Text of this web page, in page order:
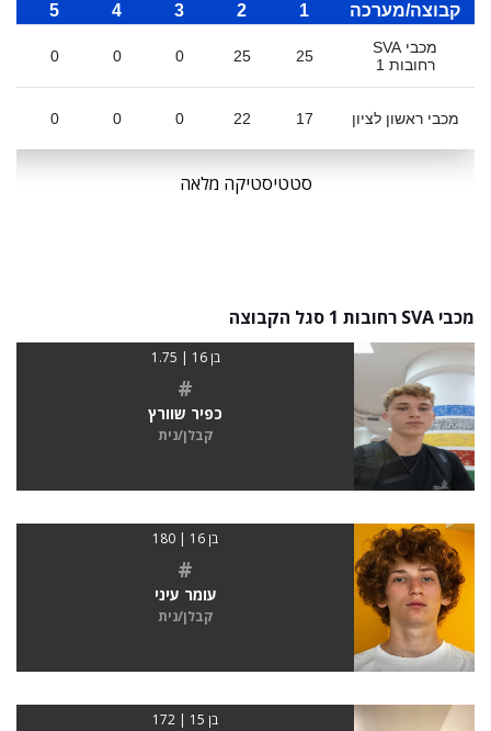
קבוצה/מערכה 1
2
3
4
5
מכבי SVA
רחובות 1
25
25
0
0
0
מכבי ראשון לציון 17
22
0
0
0
סטטיסטיקה מלאה
מכבי SVA רחובות 1 סגל הקבוצה
בן 16 | 1.75
#
כפיר שוורץ
קבלן/נית
בן 16 | 180
#
עומר עיני
קבלן/נית
בן 15 | 172